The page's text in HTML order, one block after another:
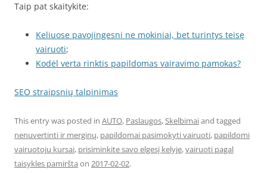
Taip pat skaitykite:
Keliuose pavojingesni ne mokiniai, bet turintys teisę
vairuoti;
Kodėl verta rinktis papildomas vairavimo pamokas?
SEO straipsnių talpinimas
This entry was posted in AUTO, Paslaugos,Skelbimaiand tagged
nenuvertinti ir merginų, papildomai pasimokyti vairuoti, papildomi
vairuotoju kursai, prisiminkite savo elgesį kelyje,vairuoti pagal
taisykles pamiršta on 2017-02-02.